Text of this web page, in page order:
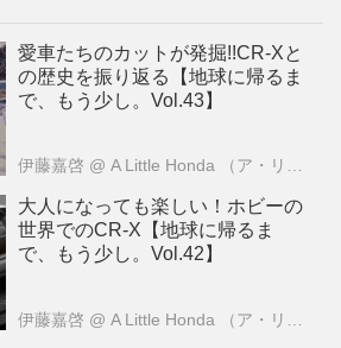
愛車たちのカットが発掘!!CR-Xと
の歴史を振り返る【地球に帰るま
で、もう少し。Vol.43】
伊藤嘉啓 @ A Little Honda （ア・リトル・ホンダ）編集部
大人になっても楽しい！ホビーの
世界でのCR-X【地球に帰るま
で、もう少し。Vol.42】
伊藤嘉啓 @ A Little Honda （ア・リトル・ホンダ）編集部